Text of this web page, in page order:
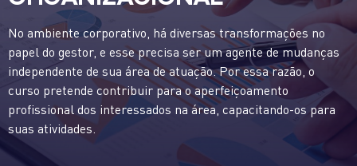
No ambiente corporativo, há diversas transformações no
papel do gestor, e esse precisa ser um agente de mudanças
independente de sua área de atuação. Por essa razão, o
curso pretende contribuir para o aperfeiçoamento
profissional dos interessados na área, capacitando-os para
suas atividades.